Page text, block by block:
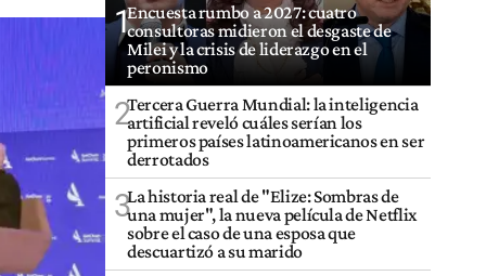
1Encuesta rumbo a 2027: cuatro
consultoras midieron el desgaste de
Milei y la crisis de liderazgo en el
peronismo
2Tercera Guerra Mundial: la inteligencia
artificial reveló cuáles serían los
primeros países latinoamericanos en ser
derrotados
3La historia real de "Elize: Sombras de
una mujer", la nueva película de Netflix
sobre el caso de una esposa que
descuartizó a su marido